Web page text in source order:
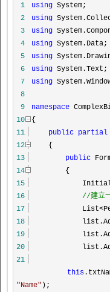
1 using System;
2
using
3
using
4
using System.Data;
5
using
6
using System.Text;
7
using
8
9
namespace
10
{
11
public partial
12
{
13
public
14
{
15
16
//建立
17
List<
18
19
20
21
this
"Name" );